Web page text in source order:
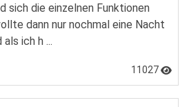
sich die einzelnen Funktionen
dann nur nochmal eine Nacht
ich h ...
11027